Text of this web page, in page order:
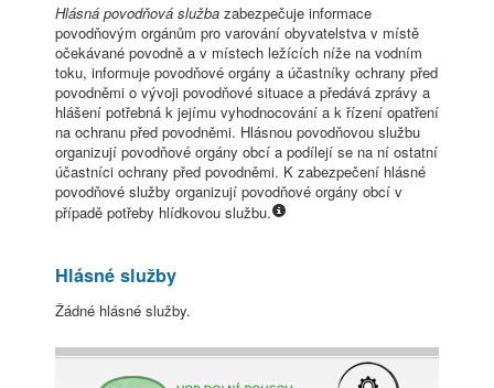
Hlásná povodňová služba zabezpečuje informace
povodňovým orgánům pro varování obyvatelstva v místě
očekávané povodně a v místech ležících níže na vodním
toku, informuje povodňové orgány a účastníky ochrany před
povodněmi o vývoji povodňové situace a předává zprávy a
hlášení potřebná k jejímu vyhodnocování a k řízení opatření
na ochranu před povodněmi. Hlásnou povodňovou službu
organizují povodňové orgány obcí a podílejí se na ní ostatní
účastníci ochrany před povodněmi. K zabezpečení hlásné
povodňové služby organizují povodňové orgány obcí v
případě potřeby hlídkovou službu.
Hlásné služby
Žádné hlásné služby.